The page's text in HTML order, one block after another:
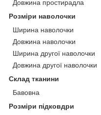
Довжина простирадла
Розміри наволочки
Ширина наволочки
Довжина наволочки
Ширина другої наволочки
Довжина другої наволочки
Склад тканини
Бавовна
Розміри підковдри